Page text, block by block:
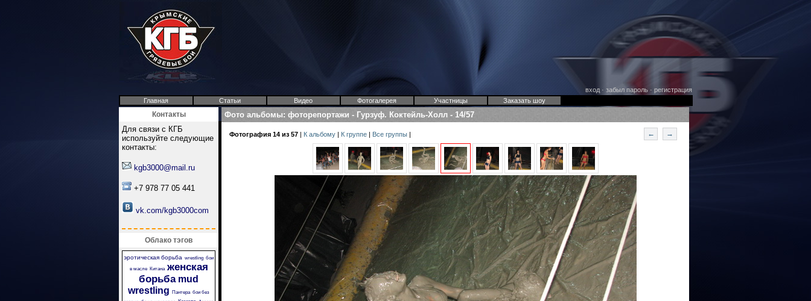
вход· забыл пароль· регистрация
Главная
Статьи Видео Фотогалерея Участницы Заказать шоу
Контакты
Для связи с КГБ
используйте следующие
контакты:
kgb3000@mail.ru
+7 978 77 05 441
vk.com/kgb3000com
Облако тэгов
эротическая борьба wrestling бои
в масле
Китана женская
борьба mud
wrestling
Пантера бои без
Фото альбомы: фоторепортажи - Гурзуф. Коктейль-Холл - 14/57
Фотография 14 из 57 | К альбому | К группе | Все группы | ← →